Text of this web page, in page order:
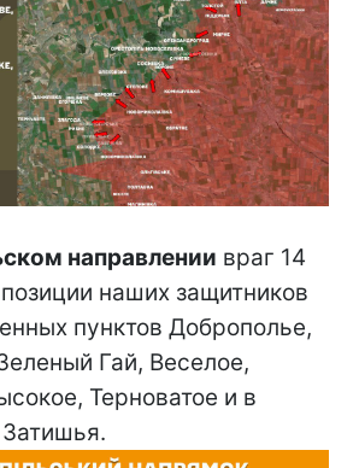
направлении враг 14
наших защитников
пунктов Доброполье,
Гай, Веселое,
Терноватое и в